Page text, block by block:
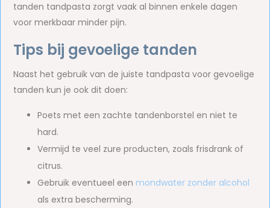
tanden tandpasta zorgt vaak al binnen enkele dagen
voor merkbaar minder pijn.
Tips bij gevoelige tanden
Naast het gebruik van de juiste tandpasta voor gevoelige
tanden kun je ook dit doen:
Poets met een zachte tandenborstel en niet te
hard.
Vermijd te veel zure producten, zoals frisdrank of
citrus.
Gebruik eventueel een mondwater zonder alcohol
als extra bescherming.